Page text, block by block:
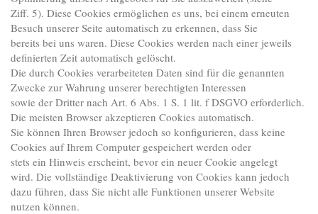
Ziff. 5). Diese Cookies ermöglichen es uns, bei einem erneuten
Besuch unserer Seite automatisch zu erkennen, dass Sie
bereits bei uns waren. Diese Cookies werden nach einer jeweils
definierten Zeit automatisch gelöscht.
Die durch Cookies verarbeiteten Daten sind für die genannten
Zwecke zur Wahrung unserer berechtigten Interessen
sowie der Dritter nach Art. 6 Abs. 1 S. 1 lit. f DSGVO erforderlich.
Die meisten Browser akzeptieren Cookies automatisch.
Sie können Ihren Browser jedoch so konfigurieren, dass keine
Cookies auf Ihrem Computer gespeichert werden oder
stets ein Hinweis erscheint, bevor ein neuer Cookie angelegt
wird. Die vollständige Deaktivierung von Cookies kann jedoch
dazu führen, dass Sie nicht alle Funktionen unserer Website
nutzen können.